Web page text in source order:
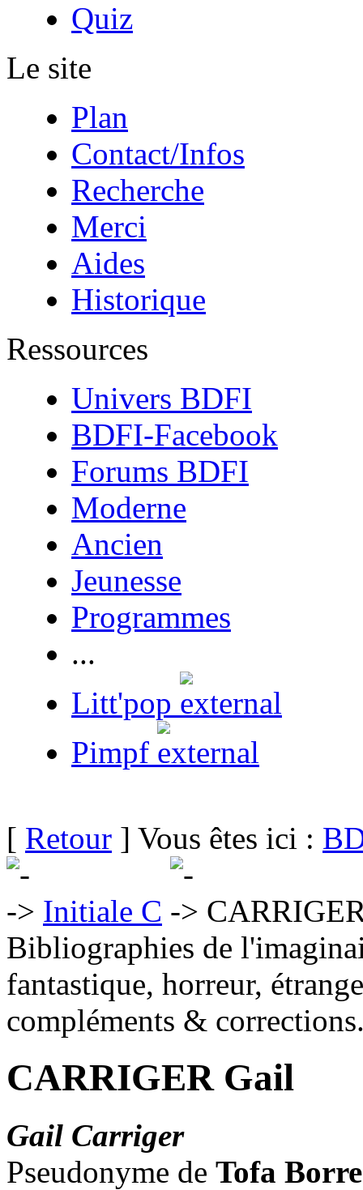
Quiz
Le site
Plan
Contact/Infos
Recherche
Merci
Aides
Historique
Ressources
Univers BDFI
BDFI-Facebook
Forums BDFI
Moderne
Ancien
Jeunesse
Programmes
...
Litt'pop
Pimpf
[ Retour ] Vous êtes ici :
Initiale C
Bibliographies de
fantastique, horreur,
compléments &
CARRIGER Gail
Gail Carriger
Pseudonyme de Tofa